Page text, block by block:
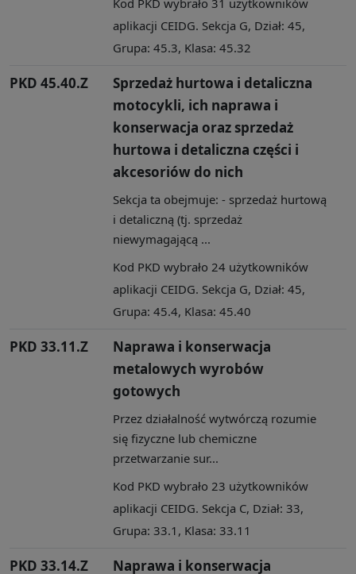
aplikacji CEIDG. Sekcja G, Dział: 45,
Grupa: 45.3, Klasa: 45.32
PKD 45.40.Z
Sprzedaż hurtowa i detaliczna
motocykli, ich naprawa i
konserwacja oraz sprzedaż
hurtowa i detaliczna części i
akcesoriów do nich
Sekcja ta obejmuje: - sprzedaż hurtową
i detaliczną (tj. sprzedaż
niewymagającą ...
Kod PKD wybrało 24 użytkowników
aplikacji CEIDG. Sekcja G, Dział: 45,
Grupa: 45.4, Klasa: 45.40
PKD 33.11.Z
Naprawa i konserwacja
metalowych wyrobów
gotowych
Przez działalność wytwórczą rozumie
się fizyczne lub chemiczne
przetwarzanie sur...
Kod PKD wybrało 23 użytkowników
aplikacji CEIDG. Sekcja C, Dział: 33,
Grupa: 33.1, Klasa: 33.11
PKD 33.14.Z
Naprawa i konserwacja